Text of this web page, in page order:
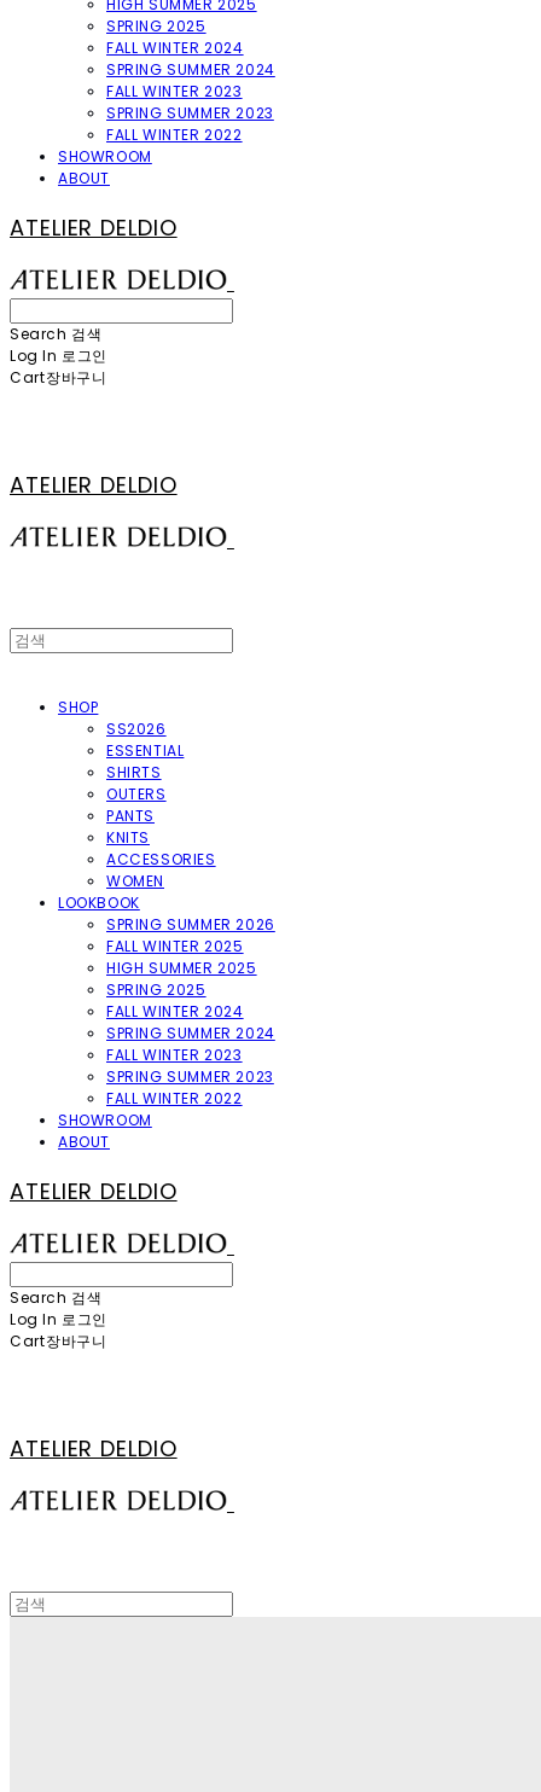
HIGH SUMMER 2025
SPRING 2025
FALL WINTER 2024
SPRING SUMMER 2024
FALL WINTER 2023
SPRING SUMMER 2023
FALL WINTER 2022
SHOWROOM
ABOUT
ATELIER DELDIO
Search 검색
Log In 로그인
Cart장바구니
ATELIER DELDIO
SHOP
SS2026
ESSENTIAL
SHIRTS
OUTERS
PANTS
KNITS
ACCESSORIES
WOMEN
LOOKBOOK
SPRING SUMMER 2026
FALL WINTER 2025
HIGH SUMMER 2025
SPRING 2025
FALL WINTER 2024
SPRING SUMMER 2024
FALL WINTER 2023
SPRING SUMMER 2023
FALL WINTER 2022
SHOWROOM
ABOUT
ATELIER DELDIO
Search 검색
Log In 로그인
Cart장바구니
ATELIER DELDIO